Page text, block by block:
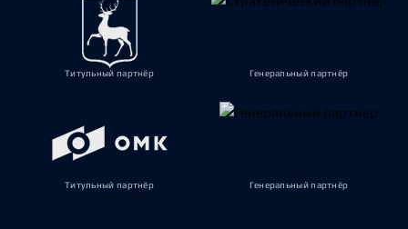
Титульный партнёр Генеральный партнёр
Титульный партнёр Генеральный партнёр